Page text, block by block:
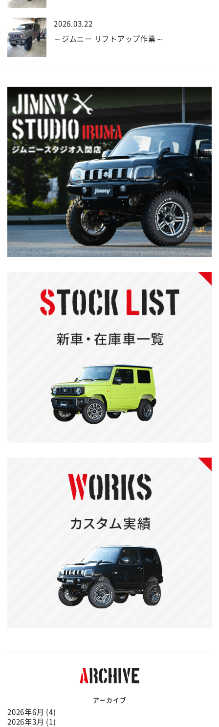
2026.03.22
～ジムニー リフトアップ作業～
アーカイブ
2026年6月 (4)
2026年3月 (1)